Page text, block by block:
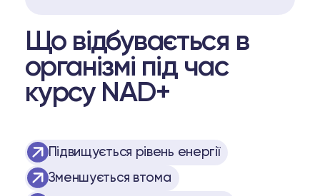
Що відбувається в
організмі під час
курсу NAD+
Підвищується рівень енергії
Зменшується втома